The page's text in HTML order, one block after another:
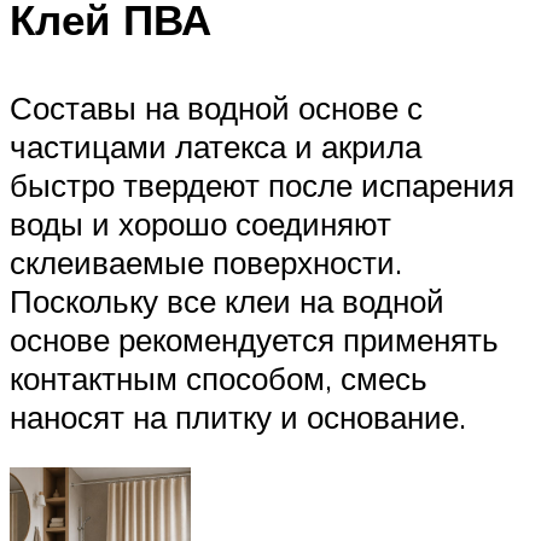
Клей ПВА
Составы на водной основе с
частицами латекса и акрила
быстро твердеют после испарения
воды и хорошо соединяют
склеиваемые поверхности.
Поскольку все клеи на водной
основе рекомендуется применять
контактным способом, смесь
наносят на плитку и основание.